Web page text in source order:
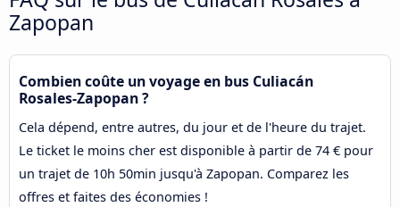
Zapopan
Combien coûte un voyage en bus Culiacán
Rosales-Zapopan ?
Cela dépend, entre autres, du jour et de l'heure du trajet.
Le ticket le moins cher est disponible à partir de 74 € pour
un trajet de 10h 50min jusqu'à Zapopan. Comparez les
offres et faites des économies !